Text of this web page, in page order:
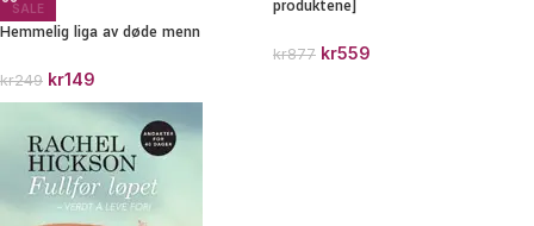
SALE
Hemmelig liga av døde menn
kr249 kr149
produktene]
kr877 kr559